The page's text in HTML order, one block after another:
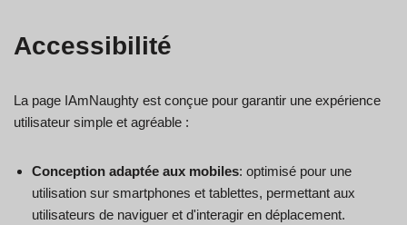
Accessibilité
La page IAmNaughty est conçue pour garantir une expérience
utilisateur simple et agréable :
Conception adaptée aux mobiles: optimisé pour une
utilisation sur smartphones et tablettes, permettant aux
utilisateurs de naviguer et d'interagir en déplacement.